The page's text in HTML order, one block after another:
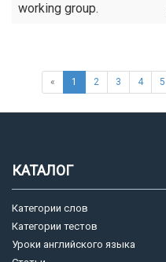
working group.
« 1 2 3 4 5
КАТАЛОГ
Категории слов
Категории тестов
Уроки английского языка